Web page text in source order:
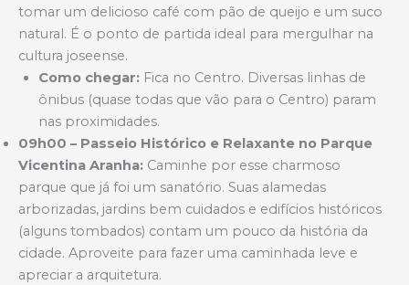
tomar um delicioso café com pão de queijo e um suco
natural. É o ponto de partida ideal para mergulhar na
cultura joseense.
Como chegar:Fica no Centro. Diversas linhas de
ônibus (quase todas que vão para o Centro) param
nas proximidades.
09h00 – Passeio Histórico e Relaxante no Parque
Vicentina Aranha: Caminhe por esse charmoso
parque que já foi um sanatório. Suas alamedas
arborizadas, jardins bem cuidados e edifícios históricos
(alguns tombados) contam um pouco da história da
cidade. Aproveite para fazer uma caminhada leve e
apreciar a arquitetura.